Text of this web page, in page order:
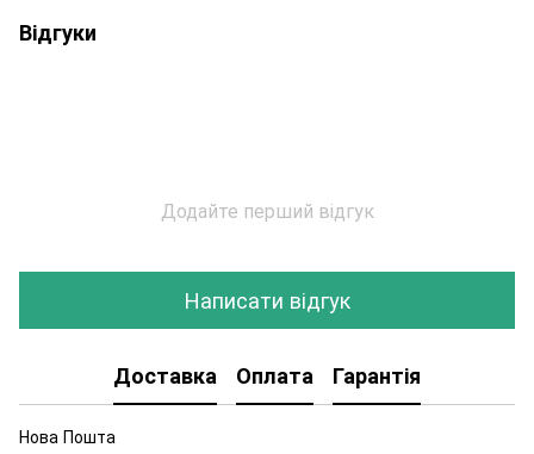
Відгуки
Додайте перший відгук
Написати відгук
Доставка Оплата Гарантія
Нова Пошта